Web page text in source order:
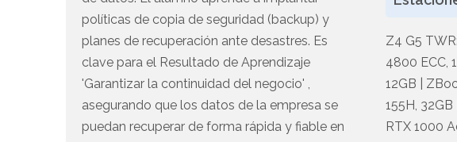
políticas de copia de seguridad (backup) y
planes de recuperación ante desastres. Es
clave para el Resultado de Aprendizaje
'Garantizar la continuidad del negocio' ,
asegurando que los datos de la empresa se
puedan recuperar de forma rápida y fiable en
Z4 G5
4800 ECC,
12GB |
155H,
RTX 1000